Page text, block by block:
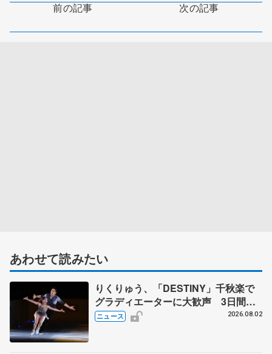
前の記事 次の記事
あわせて読みたい
りくりゅう、「DESTINY」千秋楽で
グラディエーターに大歓声 3日間の
計4公演で延べ約１万8千人動員、三浦
ニュース 2026.08.02